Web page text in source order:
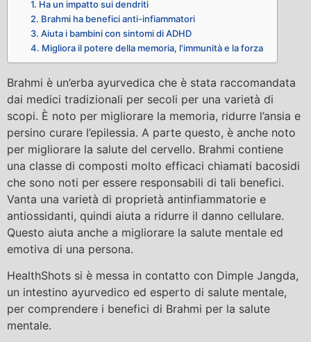
1. Ha un impatto sui dendriti
2. Brahmi ha benefici anti-infiammatori
3. Aiuta i bambini con sintomi di ADHD
4. Migliora il potere della memoria, l'immunità e la forza
Brahmi è un’erba ayurvedica che è stata raccomandata
dai medici tradizionali per secoli per una varietà di
scopi. È noto per migliorare la memoria, ridurre l’ansia e
persino curare l’epilessia. A parte questo, è anche noto
per migliorare la salute del cervello. Brahmi contiene
una classe di composti molto efficaci chiamati bacosidi
che sono noti per essere responsabili di tali benefici.
Vanta una varietà di proprietà antinfiammatorie e
antiossidanti, quindi aiuta a ridurre il danno cellulare.
Questo aiuta anche a migliorare la salute mentale ed
emotiva di una persona.
HealthShots si è messa in contatto con Dimple Jangda,
un intestino ayurvedico ed esperto di salute mentale,
per comprendere i benefici di Brahmi per la salute
mentale.